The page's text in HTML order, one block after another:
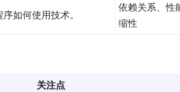
如何使用技术。
依赖关系、性
缩性
关注点